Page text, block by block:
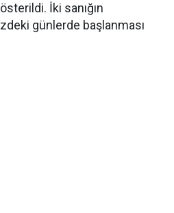
İki sanığın
günlerde başlanması